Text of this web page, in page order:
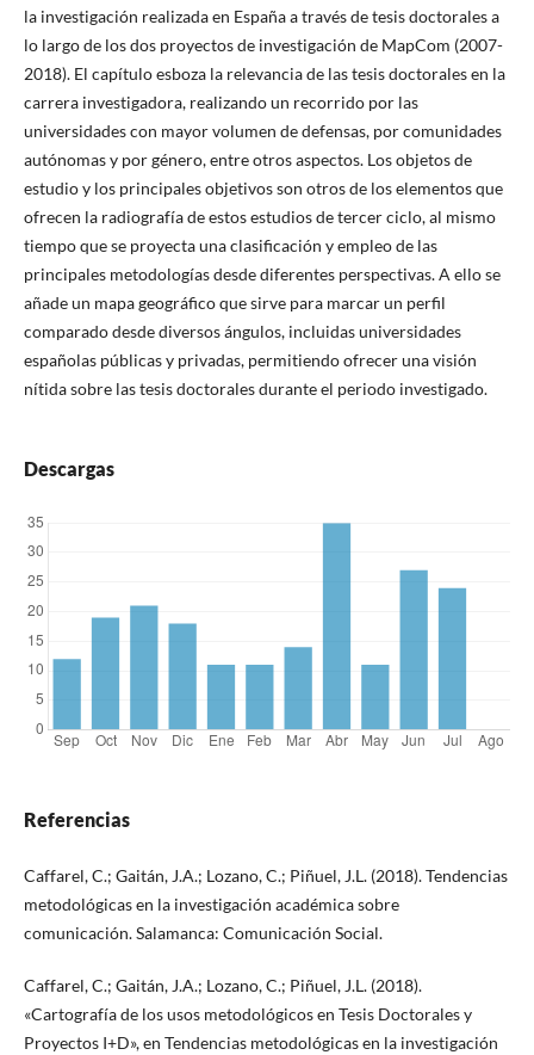
la investigación realizada en España a través de tesis doctorales a
lo largo de los dos proyectos de investigación de MapCom (2007-
2018). El capítulo esboza la relevancia de las tesis doctorales en la
carrera investigadora, realizando un recorrido por las
universidades con mayor volumen de defensas, por comunidades
autónomas y por género, entre otros aspectos. Los objetos de
estudio y los principales objetivos son otros de los elementos que
ofrecen la radiografía de estos estudios de tercer ciclo, al mismo
tiempo que se proyecta una clasificación y empleo de las
principales metodologías desde diferentes perspectivas. A ello se
añade un mapa geográfico que sirve para marcar un perfil
comparado desde diversos ángulos, incluidas universidades
españolas públicas y privadas, permitiendo ofrecer una visión
nítida sobre las tesis doctorales durante el periodo investigado.
Descargas
Referencias
Caffarel, C.; Gaitán, J.A.; Lozano, C.; Piñuel, J.L. (2018). Tendencias
metodológicas en la investigación académica sobre
comunicación. Salamanca: Comunicación Social.
Caffarel, C.; Gaitán, J.A.; Lozano, C.; Piñuel, J.L. (2018).
«Cartografía de los usos metodológicos en Tesis Doctorales y
Proyectos I+D», en Tendencias metodológicas en la investigación